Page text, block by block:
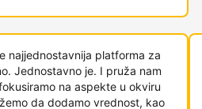
najjednostavnija platforma za
Jednostavno je. I pruža nam
na aspekte u okviru
da dodamo vrednost, kao